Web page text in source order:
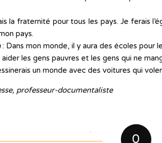
la fraternité pour tous les pays. Je ferais
pays.
: Dans mon monde, il y aura des écoles pour
les gens pauvres et les gens qui ne
un monde avec des voitures qui
professeur-documentaliste
0
et